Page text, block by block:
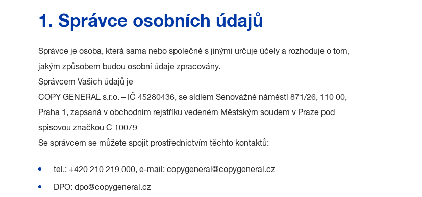
1. Správce osobních údajů
Správce je osoba, která sama nebo společně s jinými určuje účely a rozhoduje o tom,
jakým způsobem budou osobní údaje zpracovány.
Správcem Vašich údajů je
COPY GENERAL s.r.o. – IČ 45280436, se sídlem Senovážné náměstí 871/26, 110 00,
Praha 1, zapsaná v obchodním rejstříku vedeném Městským soudem v Praze pod
spisovou značkou C 10079
Se správcem se můžete spojit prostřednictvím těchto kontaktů:
tel.: +420 210 219 000, e-mail: copygeneral@copygeneral.cz
DPO: dpo@copygeneral.cz